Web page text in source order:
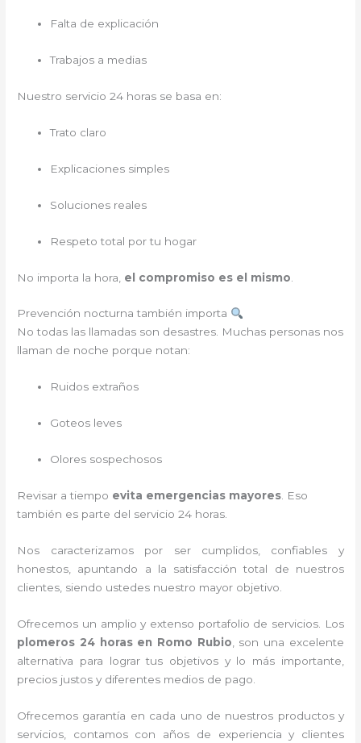
Falta de explicación
Trabajos a medias
Nuestro servicio 24 horas se basa en:
Trato claro
Explicaciones simples
Soluciones reales
Respeto total por tu hogar
No importa la hora, el compromiso es el mismo
Prevención nocturna también importa
No todas las llamadas son desastres. Muchas personas nos
llaman de noche porque notan:
Ruidos extraños
Goteos leves
Olores sospechosos
Revisar a tiempo evita emergencias mayores . Eso
también es parte del servicio 24 horas.
Nos caracterizamos por ser cumplidos, confiables y
honestos, apuntando a la satisfacción total de nuestros
clientes, siendo ustedes nuestro mayor objetivo.
Ofrecemos un amplio y extenso portafolio de servicios. Los
plomeros 24 horas en Romo Rubio , son una excelente
alternativa para lograr tus objetivos y lo más importante,
precios justos y diferentes medios de pago.
Ofrecemos garantía en cada uno de nuestros productos y
servicios, contamos con años de experiencia y clientes